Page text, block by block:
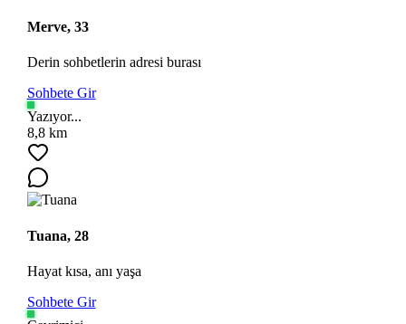
Merve, 33
Derin sohbetlerin adresi burası
Sohbete Gir
Yazıyor...
8,8 km
Tuana, 28
Hayat kısa, anı yaşa
Sohbete Gir